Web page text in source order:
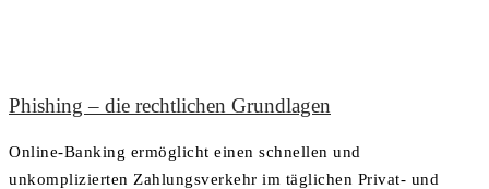
Phishing – die rechtlichen Grundlagen
Online-Banking ermöglicht einen schnellen und
unkomplizierten Zahlungsverkehr im täglichen Privat- und